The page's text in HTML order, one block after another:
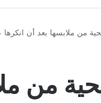
من ملابسها بعد أن انكرها
من